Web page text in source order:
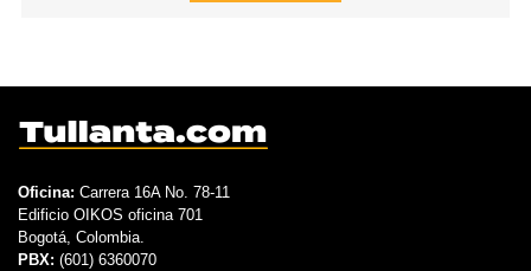
Oficina: Carrera 16A No. 78-11
Edificio OIKOS oficina 701
Bogotá, Colombia.
PBX: (601) 6360070